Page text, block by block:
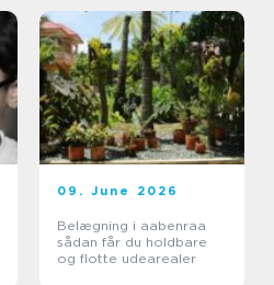
09. June 2026
Belægning i aabenraa
sådan får du holdbare
og flotte udearealer